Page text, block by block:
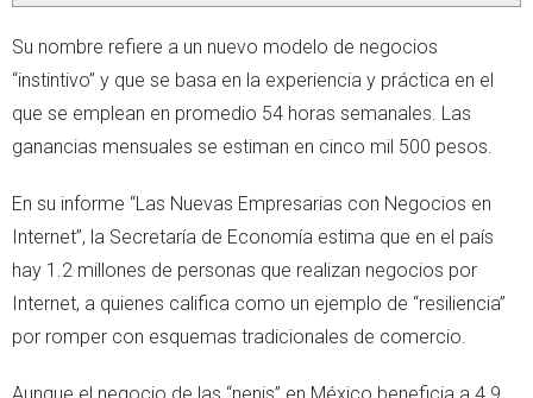
Su nombre refiere a un nuevo modelo de negocios
“instintivo” y que se basa en la experiencia y práctica en el
que se emplean en promedio 54 horas semanales. Las
ganancias mensuales se estiman en cinco mil 500 pesos.
En su informe “Las Nuevas Empresarias con Negocios en
Internet”, la Secretaría de Economía estima que en el país
hay 1.2 millones de personas que realizan negocios por
Internet, a quienes califica como un ejemplo de “resiliencia”
por romper con esquemas tradicionales de comercio.